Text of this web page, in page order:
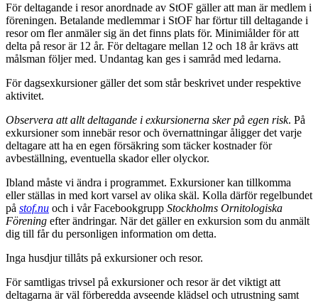
För deltagande i resor anordnade av StOF gäller att man är medlem i
föreningen. Betalande medlemmar i StOF har förtur till deltagande i
resor om fler anmäler sig än det finns plats för. Minimiålder för att
delta på resor är 12 år. För deltagare mellan 12 och 18 år krävs att
målsman följer med. Undantag kan ges i samråd med ledarna.
För dagsexkursioner gäller det som står beskrivet under respektive
aktivitet.
Observera att allt deltagande i exkursionerna sker på egen risk. På
exkursioner som innebär resor och övernattningar åligger det varje
deltagare att ha en egen försäkring som täcker kostnader för
avbeställning, eventuella skador eller olyckor.
Ibland måste vi ändra i programmet. Exkursioner kan tillkomma
eller ställas in med kort varsel av olika skäl. Kolla därför regelbundet
på stof.nu och i vår Facebookgrupp Stockholms Ornitologiska
Förening efter ändringar. När det gäller en exkursion som du anmält
dig till får du personligen information om detta.
Inga husdjur tillåts på exkursioner och resor.
För samtligas trivsel på exkursioner och resor är det viktigt att
deltagarna är väl förberedda avseende klädsel och utrustning samt